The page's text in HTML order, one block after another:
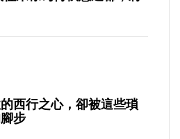
西行之心，卻被這些瑣
步